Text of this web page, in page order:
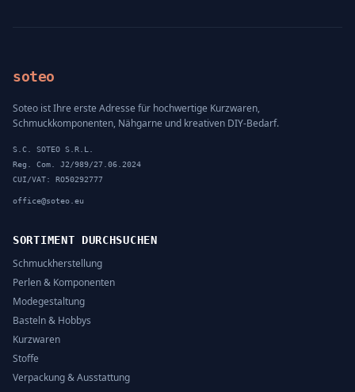
soteo
Soteo ist Ihre erste Adresse für hochwertige Kurzwaren,
Schmuckkomponenten, Nähgarne und kreativen DIY-Bedarf.
S.C. SOTEO S.R.L.
Reg. Com. J2/989/27.06.2024
CUI/VAT: RO50292777
office@soteo.eu
SORTIMENT DURCHSUCHEN
Schmuckherstellung
Perlen & Komponenten
Modegestaltung
Basteln & Hobbys
Kurzwaren
Stoffe
Verpackung & Ausstattung